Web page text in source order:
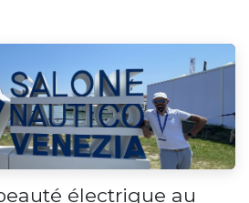
électrique au